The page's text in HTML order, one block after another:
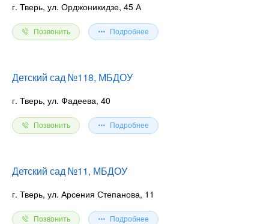
г. Тверь, ул. Орджоникидзе, 45 А
Позвонить Подробнее
Детский сад №118, МБДОУ
г. Тверь, ул. Фадеева, 40
Позвонить Подробнее
Детский сад №11, МБДОУ
г. Тверь, ул. Арсения Степанова, 11
Позвонить Подробнее